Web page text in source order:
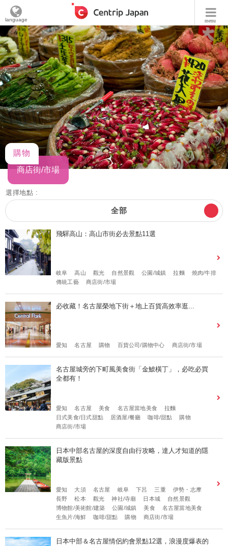
menu
language
購物
商店街/市場
選擇地點 :
全部
飛驒高山：高山市街必去景點11選
岐阜 高山 觀光 自然景觀 公園/城鎮 拉麵
燒肉/牛排
傳統工藝
商店街/市場
必收藏！名古屋榮地下街＋地上百貨高效率逛...
愛知 名古屋 購物 百貨公司/購物中心 商店街/市場
名古屋城旁的下町風美食街「金鯱橫丁」，必吃必買
全都有！
愛知 名古屋 美食 名古屋當地美食
拉麵
日式美食/日式甜點
居酒屋/餐廳 咖啡/甜點
購物
商店街/市場
日本中部名古屋的深度自由行攻略，達人才知道的隱
藏版景點
愛知 大須 名古屋 岐阜 下呂 三重
伊勢・志摩
長野
松本 觀光 神社/寺廟 日本城
自然景觀
博物館/美術館/建築
公園/城鎮 美食
名古屋當地美食
生魚片/海鮮
咖啡/甜點 購物 商店街/市場
日本中部＆名古屋情侶約會景點12選，浪漫度爆表的